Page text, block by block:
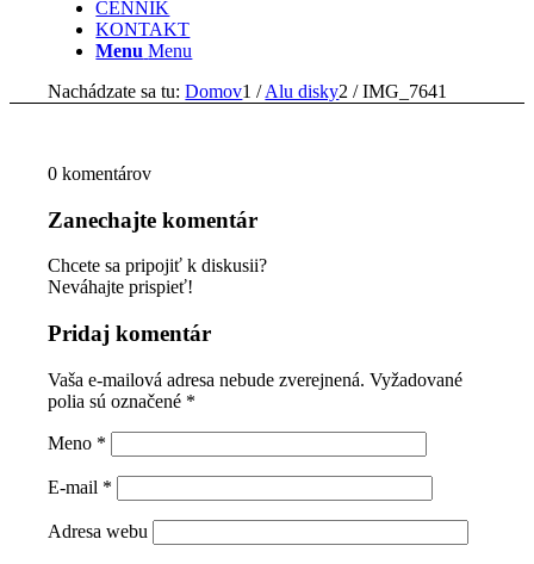
CENNÍK
KONTAKT
Menu Menu
Nachádzate sa tu: Domov1 / Alu disky2 / IMG_7641
0 komentárov
Zanechajte komentár
Chcete sa pripojiť k diskusii?
Neváhajte prispieť!
Pridaj komentár
Vaša e-mailová adresa nebude zverejnená. Vyžadované
polia sú označené *
Meno *
E-mail *
Adresa webu